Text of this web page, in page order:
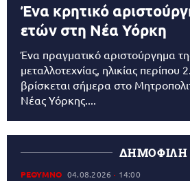
Ένα κρητικό
ετών στη Νέα Υόρκη
Ένα πραγματικό αριστούργημα
μεταλλοτεχνίας, ηλικίας περίπου
βρίσκεται σήμερα στο
Νέας Υόρκης....
ΔΗΜΟΦΙΛΗ
ΡΕΘΥΜΝΟ 04.08.2026 14:00